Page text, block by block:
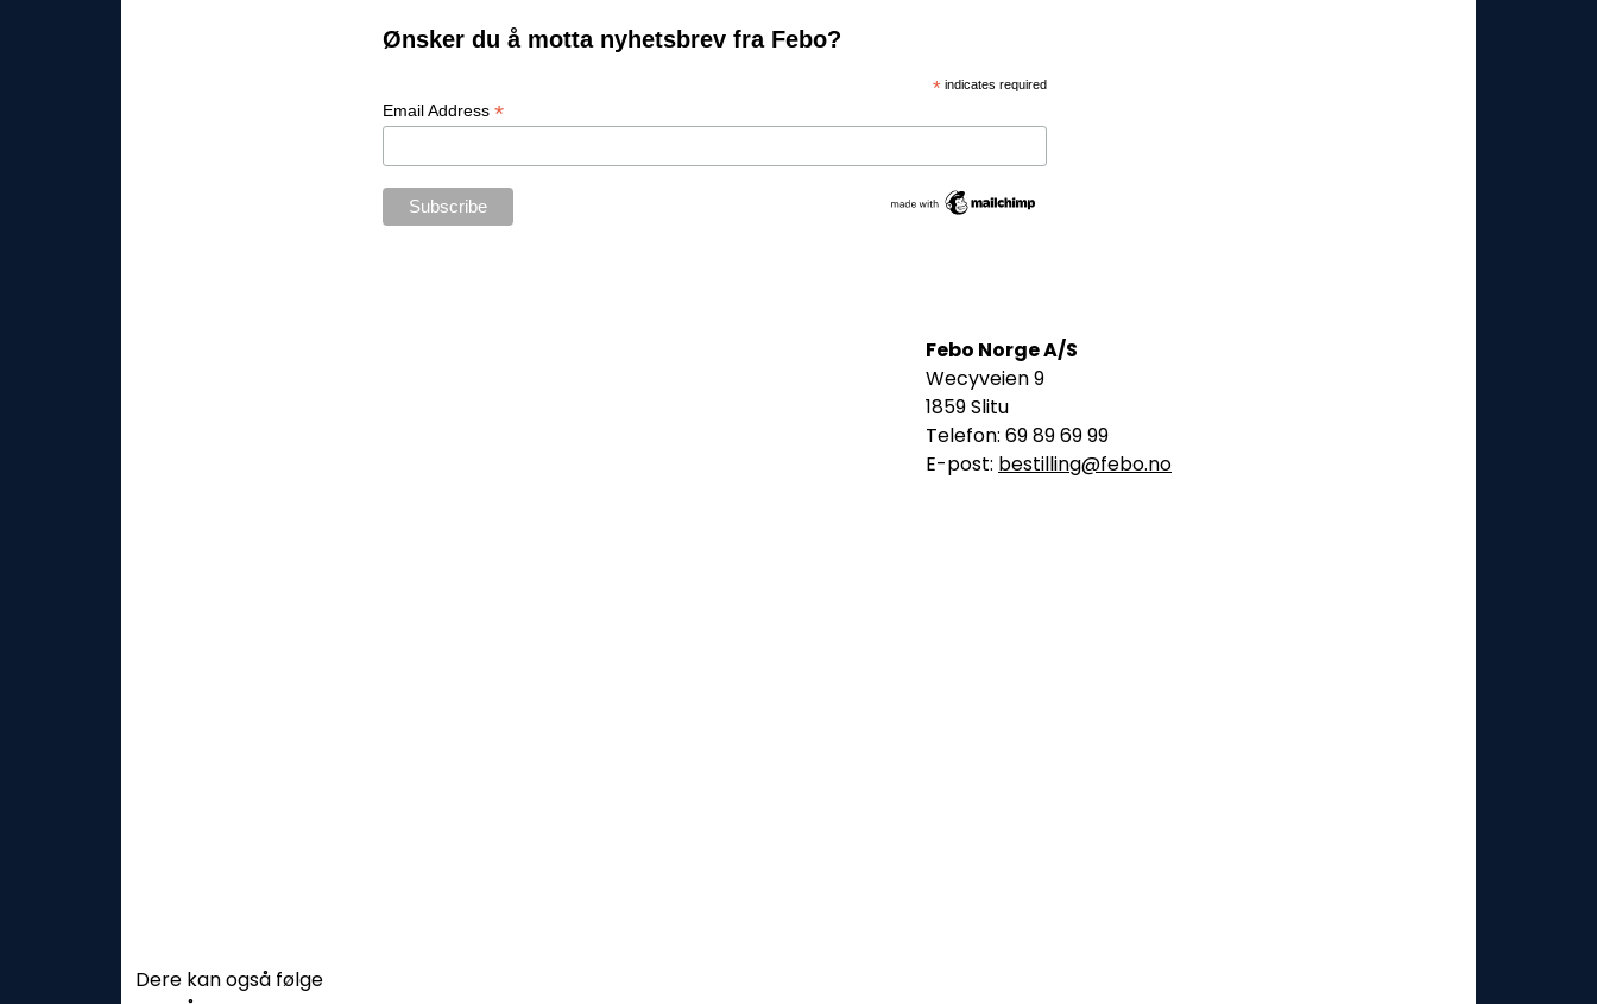
Ønsker du å motta nyhetsbrev fra Febo?
*indicates required
Email Address *
Febo Norge A/S
Wecyveien 9
1859 Slitu
Telefon: 69 89 69 99
E-post: bestilling@febo.no
Dere kan også følge